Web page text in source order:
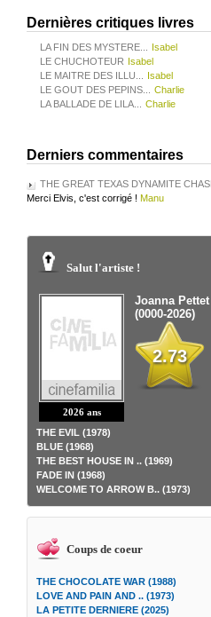
Dernières critiques livres
LA FIN DES MYSTERE...
Isabel
LE CHUCHOTEUR
Isabel
LE MAITRE DES ILLU...
Isabel
LE GOUT DES PEPINS...
Charlie
LA BALLADE DE LILA...
Charlie
Derniers commentaires
THE GREAT TEXAS DYNAMITE
Merci Elvis, c'est corrigé ! Manu
Salut l'artiste !
2026 ans
Joanna Pettet
(0000-2026)
2.73
THE EVIL (1978)
BLUE (1968)
THE BEST HOUSE IN .. (1969)
FADE IN (1968)
WELCOME TO ARROW B.. (1973)
Coups de coeur
THE CHOCOLATE WAR (1988)
LOVE AND PAIN AND .. (1973)
LA PETITE DERNIERE (2025)